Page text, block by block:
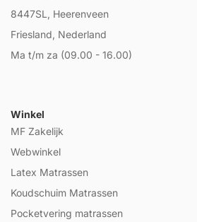
8447SL, Heerenveen
Friesland, Nederland
Ma t/m za (09.00 - 16.00)
Winkel
MF Zakelijk
Webwinkel
Latex Matrassen
Koudschuim Matrassen
Pocketvering matrassen